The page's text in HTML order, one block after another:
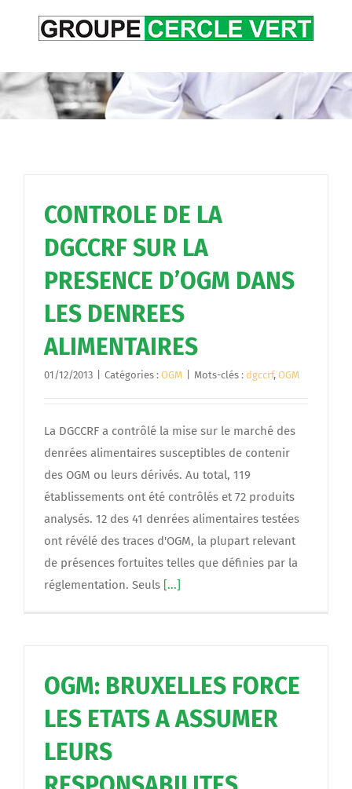
CONTROLE DE LA
DGCCRF SUR LA
PRESENCE D’OGM DANS
LES DENREES
ALIMENTAIRES
01/12/2013 Catégories : OGM Mots-clés : dgccrf, OGM
La DGCCRF a contrôlé la mise sur le marché des
denrées alimentaires susceptibles de contenir
des OGM ou leurs dérivés. Au total, 119
établissements ont été contrôlés et 72 produits
analysés. 12 des 41 denrées alimentaires testées
ont révélé des traces d'OGM, la plupart relevant
de présences fortuites telles que définies par la
réglementation. Seuls [...]
OGM: BRUXELLES FORCE
LES ETATS A ASSUMER
LEURS